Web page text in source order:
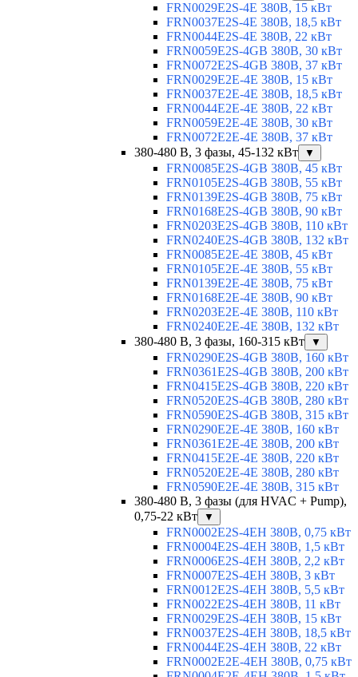
FRN0029E2S-4E 380В, 15 кВт
FRN0037E2S-4E 380В, 18,5 кВт
FRN0044E2S-4E 380В, 22 кВт
FRN0059E2S-4GB 380В, 30 кВт
FRN0072E2S-4GB 380В, 37 кВт
FRN0029E2E-4E 380В, 15 кВт
FRN0037E2E-4E 380В, 18,5 кВт
FRN0044E2E-4E 380В, 22 кВт
FRN0059E2E-4E 380В, 30 кВт
FRN0072E2E-4E 380В, 37 кВт
380-480 В, 3 фазы, 45-132 кВт
▼
FRN0085E2S-4GB 380В, 45 кВт
FRN0105E2S-4GB 380В, 55 кВт
FRN0139E2S-4GB 380В, 75 кВт
FRN0168E2S-4GB 380В, 90 кВт
FRN0203E2S-4GB 380В, 110 кВт
FRN0240E2S-4GB 380В, 132 кВт
FRN0085E2E-4E 380В, 45 кВт
FRN0105E2E-4E 380В, 55 кВт
FRN0139E2E-4E 380В, 75 кВт
FRN0168E2E-4E 380В, 90 кВт
FRN0203E2E-4E 380В, 110 кВт
FRN0240E2E-4E 380В, 132 кВт
380-480 В, 3 фазы, 160-315 кВт
▼
FRN0290E2S-4GB 380В, 160 кВт
FRN0361E2S-4GB 380В, 200 кВт
FRN0415E2S-4GB 380В, 220 кВт
FRN0520E2S-4GB 380В, 280 кВт
FRN0590E2S-4GB 380В, 315 кВт
FRN0290E2E-4E 380В, 160 кВт
FRN0361E2E-4E 380В, 200 кВт
FRN0415E2E-4E 380В, 220 кВт
FRN0520E2E-4E 380В, 280 кВт
FRN0590E2E-4E 380В, 315 кВт
380-480 В, 3 фазы (для HVAC + Pump),
0,75-22 кВт
▼
FRN0002E2S-4EH 380В, 0,75 кВт
FRN0004E2S-4EH 380В, 1,5 кВт
FRN0006E2S-4EH 380В, 2,2 кВт
FRN0007E2S-4EH 380В, 3 кВт
FRN0012E2S-4EH 380В, 5,5 кВт
FRN0022E2S-4EH 380В, 11 кВт
FRN0029E2S-4EH 380В, 15 кВт
FRN0037E2S-4EH 380В, 18,5 кВт
FRN0044E2S-4EH 380В, 22 кВт
FRN0002E2E-4EH 380В, 0,75 кВт